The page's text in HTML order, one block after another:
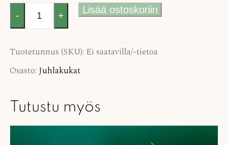
Puhujankorokkeen
asetelma
määrä
- +
Lisää ostoskoriin
Tuotetunnus (SKU): Ei saatavilla/-tietoa
Osasto:Juhlakukat
Tutustu myös